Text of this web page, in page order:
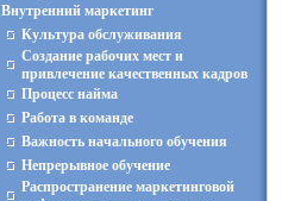
Внутренний маркетинг
Культура обслуживания
Создание рабочих мест и
привлечение качественных кадров
Процесс найма
Работа в команде
Важность начального обучения
Непрерывное обучение
Распространение маркетинговой